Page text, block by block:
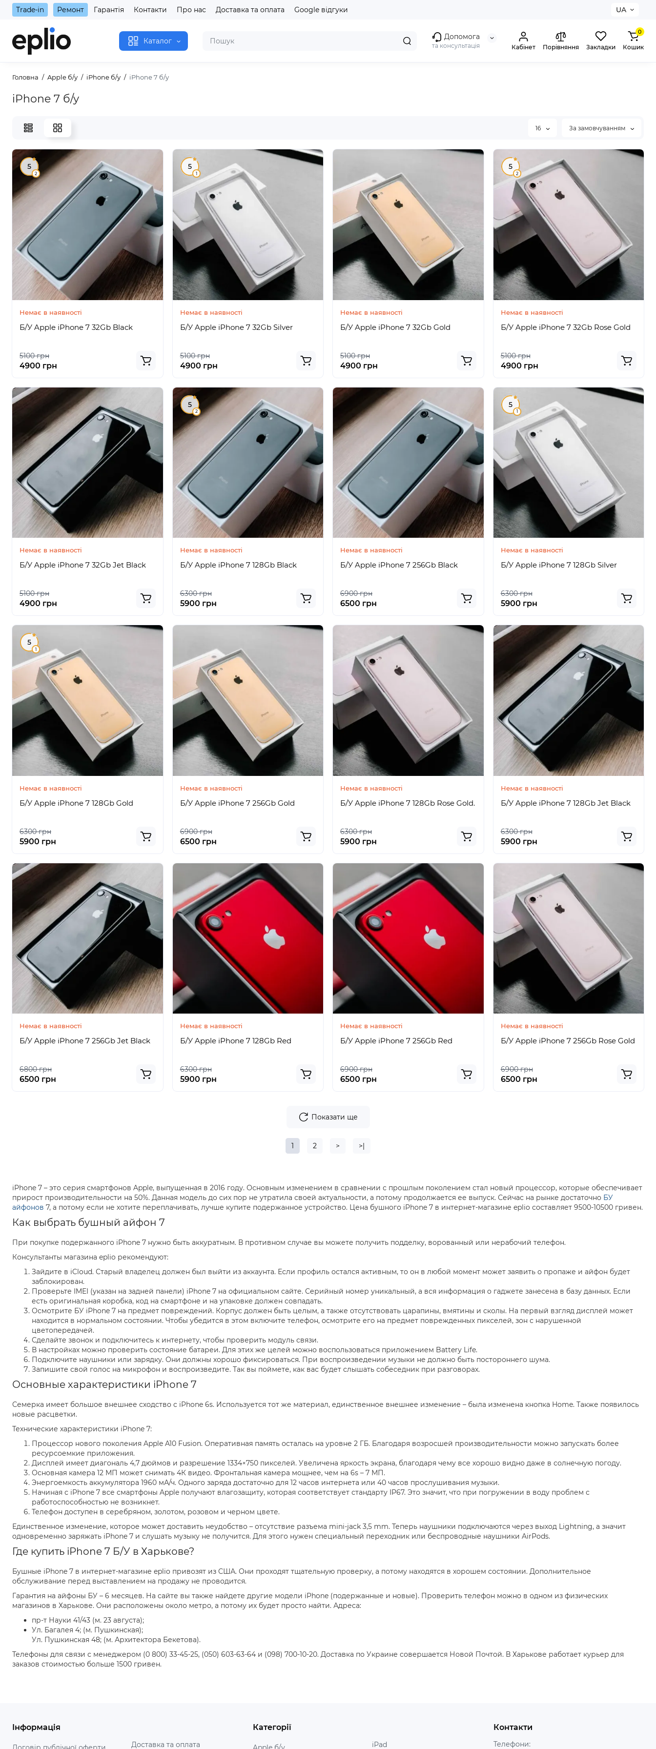
Trade-in Ремонт Гарантія Контакти Про нас Доставка та оплата Google відгуки UA
Каталог Допомога
та консультація Кабінет Порівняння Закладки
0
Кошик
Головна Apple б/у iPhone б/у iPhone 7 б/у
iPhone 7 б/у
16 За замовчуванням
5
2
Немає в наявності
Б/У Apple iPhone 7 32Gb Black
5100 грн
4900 грн
5
1
Немає в наявності
Б/У Apple iPhone 7 32Gb Silver
5100 грн
4900 грн
Немає в наявності
Б/У Apple iPhone 7 32Gb Gold
5100 грн
4900 грн
5
2
Немає в наявності
Б/У Apple iPhone 7 32Gb Rose Gold
5100 грн
4900 грн
Немає в наявності
Б/У Apple iPhone 7 32Gb Jet Black
5100 грн
4900 грн
5
2
Немає в наявності
Б/У Apple iPhone 7 128Gb Black
6300 грн
5900 грн
Немає в наявності
Б/У Apple iPhone 7 256Gb Black
6900 грн
6500 грн
5
1
Немає в наявності
Б/У Apple iPhone 7 128Gb Silver
6300 грн
5900 грн
5
1
Немає в наявності
Б/У Apple iPhone 7 128Gb Gold
6300 грн
5900 грн
Немає в наявності
Б/У Apple iPhone 7 256Gb Gold
6900 грн
6500 грн
Немає в наявності
Б/У Apple iPhone 7 128Gb Rose Gold.
6300 грн
5900 грн
Немає в наявності
Б/У Apple iPhone 7 128Gb Jet Black
6300 грн
5900 грн
Немає в наявності
Б/У Apple iPhone 7 256Gb Jet Black
6800 грн
6500 грн
Немає в наявності
Б/У Apple iPhone 7 128Gb Red
6300 грн
5900 грн
Немає в наявності
Б/У Apple iPhone 7 256Gb Red
6900 грн
6500 грн
Немає в наявності
Б/У Apple iPhone 7 256Gb Rose Gold
6900 грн
6500 грн
Показати ще
1 2 > >|
iPhone 7 – это серия смартфонов Apple, выпущенная в 2016 году. Основным изменением в сравнении с прошлым поколением стал новый процессор, которые обеспечивает
прирост производительности на 50%. Данная модель до сих пор не утратила своей актуальности, а потому продолжается ее выпуск. Сейчас на рынке достаточно БУ
айфонов 7, а потому если не хотите переплачивать, лучше купите подержанное устройство. Цена бушного iPhone 7 в интернет-магазине eplio составляет 9500-10500 гривен.
Как выбрать бушный айфон 7
При покупке подержанного iPhone 7 нужно быть аккуратным. В противном случае вы можете получить подделку, ворованный или нерабочий телефон.
Консультанты магазина eplio рекомендуют:
Зайдите в iCloud. Старый владелец должен был выйти из аккаунта. Если профиль остался активным, то он в любой момент может заявить о пропаже и айфон будет
заблокирован.
Проверьте IMEI (указан на задней панели) iPhone 7 на официальном сайте. Серийный номер уникальный, а вся информация о гаджете занесена в базу данных. Если
есть оригинальная коробка, код на смартфоне и на упаковке должен совпадать.
Осмотрите БУ iPhone 7 на предмет повреждений. Корпус должен быть целым, а также отсутствовать царапины, вмятины и сколы. На первый взгляд дисплей может
находится в нормальном состоянии. Чтобы убедится в этом включите телефон, осмотрите его на предмет поврежденных пикселей, зон с нарушенной
цветопередачей.
Сделайте звонок и подключитесь к интернету, чтобы проверить модуль связи.
В настройках можно проверить состояние батареи. Для этих же целей можно воспользоваться приложением Battery Life.
Подключите наушники или зарядку. Они должны хорошо фиксироваться. При воспроизведении музыки не должно быть постороннего шума.
Запишите свой голос на микрофон и воспроизведите. Так вы поймете, как вас будет слышать собеседник при разговорах.
Основные характеристики iPhone 7
Семерка имеет большое внешнее сходство с iPhone 6s. Используется тот же материал, единственное внешнее изменение – была изменена кнопка Home. Также появилось
новые расцветки.
Технические характеристики iPhone 7:
Процессор нового поколения Apple A10 Fusion. Оперативная память осталась на уровне 2 ГБ. Благодаря возросшей производительности можно запускать более
ресурсоемкие приложения.
Дисплей имеет диагональ 4,7 дюймов и разрешение 1334×750 пикселей. Увеличена яркость экрана, благодаря чему все хорошо видно даже в солнечную погоду.
Основная камера 12 МП может снимать 4К видео. Фронтальная камера мощнее, чем на 6s – 7 МП.
Энергоемкость аккумулятора 1960 мА/ч. Одного заряда достаточно для 12 часов интернета или 40 часов прослушивания музыки.
Начиная с iPhone 7 все смартфоны Apple получают влагозащиту, которая соответствует стандарту IP67. Это значит, что при погружении в воду проблем с
работоспособностью не возникнет.
Телефон доступен в серебряном, золотом, розовом и черном цвете.
Единственное изменение, которое может доставить неудобство – отсутствие разъема mini-jack 3,5 mm. Теперь наушники подключаются через выход Lightning, а значит
одновременно заряжать iPhone 7 и слушать музыку не получится. Для этого нужен специальный переходник или беспроводные наушники AirPods.
Где купить iPhone 7 Б/У в Харькове?
Бушные iPhone 7 в интернет-магазине eplio привозят из США. Они проходят тщательную проверку, а потому находятся в хорошем состоянии. Дополнительное
обслуживание перед выставлением на продажу не проводится.
Гарантия на айфоны БУ – 6 месяцев. На сайте вы также найдете другие модели iPhone (подержанные и новые). Проверить телефон можно в одном из физических
магазинов в Харькове. Они расположены около метро, а потому их будет просто найти. Адреса:
пр-т Науки 41/43 (м. 23 августа);
Ул. Багалея 4; (м. Пушкинская);
Ул. Пушкинская 48; (м. Архитектора Бекетова).
Телефоны для связи с менеджером (0 800) 33-45-25, (050) 603-63-64 и (098) 700-10-20. Доставка по Украине совершается Новой Почтой. В Харькове работает курьер для
заказов стоимостью больше 1500 гривен.
Інформація
Доставка та оплата
Категорії
iPad
Контакти
Телефони: